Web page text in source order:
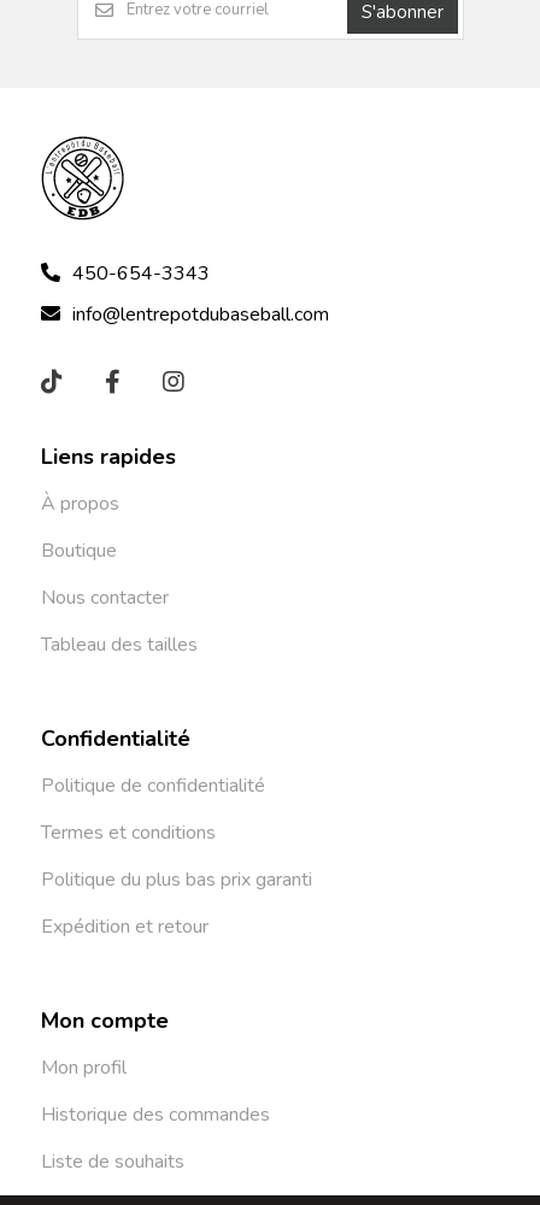
S'abonner
450-654-3343
info@lentrepotdubaseball.com
Liens rapides
À propos
Boutique
Nous contacter
Tableau des tailles
Confidentialité
Politique de confidentialité
Termes et conditions
Politique du plus bas prix garanti
Expédition et retour
Mon compte
Mon profil
Historique des commandes
Liste de souhaits